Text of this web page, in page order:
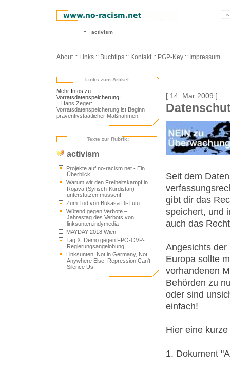
activism
About :: Links :: Buchtips :: Kontakt :: PGP-Key :: Impressum
Links zum Artikel:
Mehr Infos zu
Vorratsdatenspeicherung:
:: Hans Zeger:
Vorratsdatenspeicherung ist Beginn
präventivstaatlicher Maßnahmen
Texte zur Rubrik:
activism
Projekte auf no-racism.net - Ein
Überblick
Warum wir den Freiheitskampf in
Rojava (Syrisch-Kurdistan)
unterstützen müssen!
Zum Tod von Bukasa Di-Tutu
Wütend gegen Verbote –
Jahrestag des Verbots von
linksunten.indymedia
MAYDAY 2018 Wien
Tag X: Demo gegen FPÖ-ÖVP-
Regierungsangelobung!
Linksunten: Not in Germany, Not
Anywhere Else: Repression Can't
Silence Us!
[ 14. Mar 2009 ]
Seit dem
gibt dir das
speichert, und
auch das
Angesichts der
Europa sollte
vorhandenen
Behörden zu
oder sind
einfach!
Hier eine
1. Dokument